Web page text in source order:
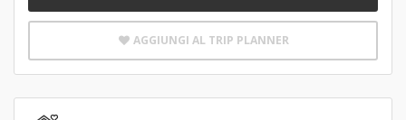
AGGIUNGI AL TRIP PLANNER